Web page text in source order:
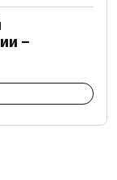
–